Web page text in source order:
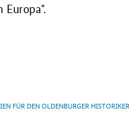
Europa".
FÜR DEN OLDENBURGER